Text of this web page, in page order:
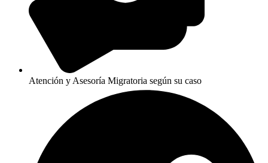
Atención y Asesoría Migratoria según su caso